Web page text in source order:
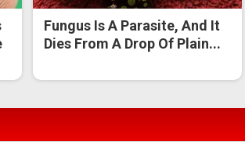
Fungus Is A Parasite, And It
Dies From A Drop Of Plain...